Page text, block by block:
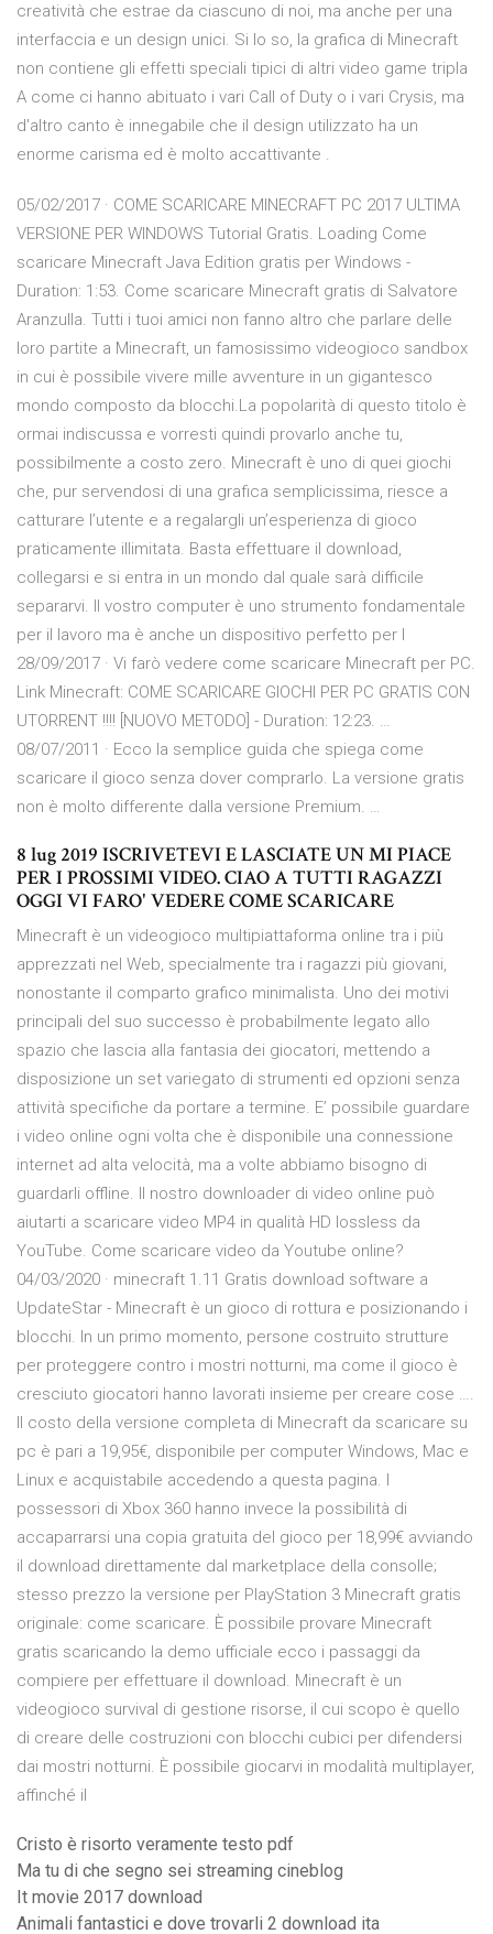
creatività che estrae da ciascuno di noi, ma anche per una
interfaccia e un design unici. Si lo so, la grafica di Minecraft
non contiene gli effetti speciali tipici di altri video game tripla
A come ci hanno abituato i vari Call of Duty o i vari Crysis, ma
d'altro canto è innegabile che il design utilizzato ha un
enorme carisma ed è molto accattivante .
05/02/2017 · COME SCARICARE MINECRAFT PC 2017 ULTIMA
VERSIONE PER WINDOWS Tutorial Gratis. Loading Come
scaricare Minecraft Java Edition gratis per Windows -
Duration: 1:53. Come scaricare Minecraft gratis di Salvatore
Aranzulla. Tutti i tuoi amici non fanno altro che parlare delle
loro partite a Minecraft, un famosissimo videogioco sandbox
in cui è possibile vivere mille avventure in un gigantesco
mondo composto da blocchi.La popolarità di questo titolo è
ormai indiscussa e vorresti quindi provarlo anche tu,
possibilmente a costo zero. Minecraft è uno di quei giochi
che, pur servendosi di una grafica semplicissima, riesce a
catturare l’utente e a regalargli un’esperienza di gioco
praticamente illimitata. Basta effettuare il download,
collegarsi e si entra in un mondo dal quale sarà difficile
separarvi. Il vostro computer è uno strumento fondamentale
per il lavoro ma è anche un dispositivo perfetto per l
28/09/2017 · Vi farò vedere come scaricare Minecraft per PC.
Link Minecraft: COME SCARICARE GIOCHI PER PC GRATIS CON
UTORRENT !!!! [NUOVO METODO] - Duration: 12:23. …
08/07/2011 · Ecco la semplice guida che spiega come
scaricare il gioco senza dover comprarlo. La versione gratis
non è molto differente dalla versione Premium. …
8 lug 2019 ISCRIVETEVI E LASCIATE UN MI PIACE
PER I PROSSIMI VIDEO. CIAO A TUTTI RAGAZZI
OGGI VI FARO' VEDERE COME SCARICARE
Minecraft è un videogioco multipiattaforma online tra i più
apprezzati nel Web, specialmente tra i ragazzi più giovani,
nonostante il comparto grafico minimalista. Uno dei motivi
principali del suo successo è probabilmente legato allo
spazio che lascia alla fantasia dei giocatori, mettendo a
disposizione un set variegato di strumenti ed opzioni senza
attività specifiche da portare a termine. E’ possibile guardare
i video online ogni volta che è disponibile una connessione
internet ad alta velocità, ma a volte abbiamo bisogno di
guardarli offline. Il nostro downloader di video online può
aiutarti a scaricare video MP4 in qualità HD lossless da
YouTube. Come scaricare video da Youtube online?
04/03/2020 · minecraft 1.11 Gratis download software a
UpdateStar - Minecraft è un gioco di rottura e posizionando i
blocchi. In un primo momento, persone costruito strutture
per proteggere contro i mostri notturni, ma come il gioco è
cresciuto giocatori hanno lavorati insieme per creare cose ….
Il costo della versione completa di Minecraft da scaricare su
pc è pari a 19,95€, disponibile per computer Windows, Mac e
Linux e acquistabile accedendo a questa pagina. I
possessori di Xbox 360 hanno invece la possibilità di
accaparrarsi una copia gratuita del gioco per 18,99€ avviando
il download direttamente dal marketplace della consolle;
stesso prezzo la versione per PlayStation 3 Minecraft gratis
originale: come scaricare. È possibile provare Minecraft
gratis scaricando la demo ufficiale ecco i passaggi da
compiere per effettuare il download. Minecraft è un
videogioco survival di gestione risorse, il cui scopo è quello
di creare delle costruzioni con blocchi cubici per difendersi
dai mostri notturni. È possibile giocarvi in modalità multiplayer,
affinché il
Cristo è risorto veramente testo pdf
Ma tu di che segno sei streaming cineblog
It movie 2017 download
Animali fantastici e dove trovarli 2 download ita